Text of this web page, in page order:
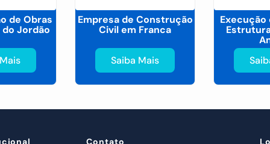
de Obras
Jordão
Empresa de Construção
Civil em Franca
Saiba Mais
Execução
Contato